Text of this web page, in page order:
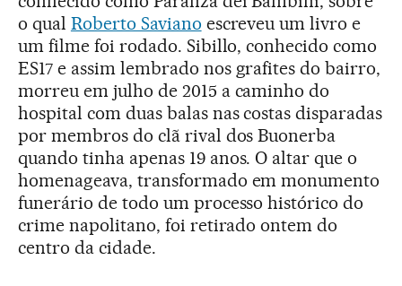
o qual Roberto Saviano escreveu um livro e
um filme foi rodado. Sibillo, conhecido como
ES17 e assim lembrado nos grafites do bairro,
morreu em julho de 2015 a caminho do
hospital com duas balas nas costas disparadas
por membros do clã rival dos Buonerba
quando tinha apenas 19 anos. O altar que o
homenageava, transformado em monumento
funerário de todo um processo histórico do
crime napolitano, foi retirado ontem do
centro da cidade.